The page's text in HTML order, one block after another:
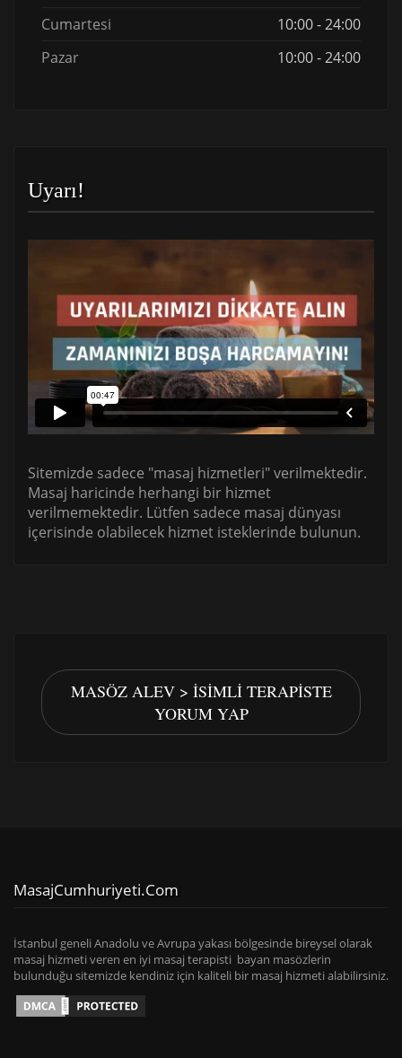
Cumartesi
10:00 - 24:00
Pazar
10:00 - 24:00
Uyarı!
Sitemizde sadece "masaj hizmetleri" verilmektedir.
Masaj haricinde herhangi bir hizmet
verilmemektedir. Lütfen sadece masaj dünyası
içerisinde olabilecek hizmet isteklerinde bulunun.
MASÖZ ALEV > İSIMLI TERAPISTE
YORUM YAP
MasajCumhuriyeti.com
İstanbul geneli Anadolu ve Avrupa yakası bölgesinde bireysel olarak
masaj hizmeti veren en iyi masaj terapisti bayan masözlerin
bulunduğu sitemizde kendiniz için kaliteli bir masaj hizmeti alabilirsiniz.